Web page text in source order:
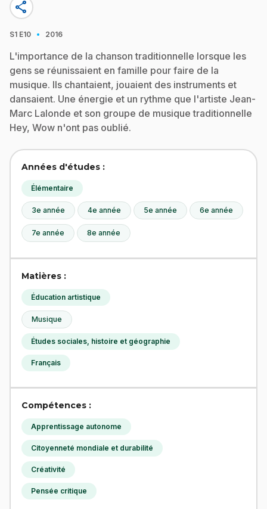
share
S1 E10 · 2016
L'importance de la chanson traditionnelle lorsque les
gens se réunissaient en famille pour faire de la
musique. Ils chantaient, jouaient des instruments et
dansaient. Une énergie et un rythme que l'artiste Jean-
Marc Lalonde et son groupe de musique traditionnelle
Hey, Wow n'ont pas oublié.
Années d'études :
Élémentaire
3e année 4e année 5e année 6e année
7e année 8e année
Matières :
Éducation artistique
Musique
Études sociales, histoire et géographie
Français
Compétences :
Apprentissage autonome
Citoyenneté mondiale et durabilité
Créativité
Pensée critique